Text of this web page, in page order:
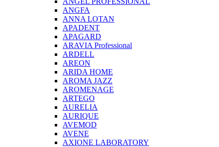
ANGFA
ANNA LOTAN
APADENT
APAGARD
ARAVIA Professional
ARDELL
AREON
ARIDA HOME
AROMA JAZZ
AROMENAGE
ARTEGO
AURELIA
AURIQUE
AVEMOD
AVENE
AXIONE LABORATORY